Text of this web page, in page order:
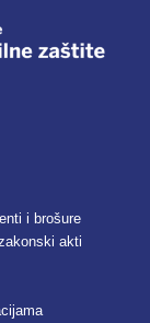
i brošure
akti